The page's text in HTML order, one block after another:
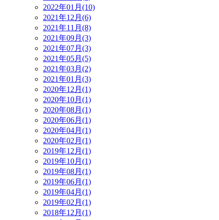
2022年01月(10)
2021年12月(6)
2021年11月(8)
2021年09月(3)
2021年07月(3)
2021年05月(5)
2021年03月(2)
2021年01月(3)
2020年12月(1)
2020年10月(1)
2020年08月(1)
2020年06月(1)
2020年04月(1)
2020年02月(1)
2019年12月(1)
2019年10月(1)
2019年08月(1)
2019年06月(1)
2019年04月(1)
2019年02月(1)
2018年12月(1)